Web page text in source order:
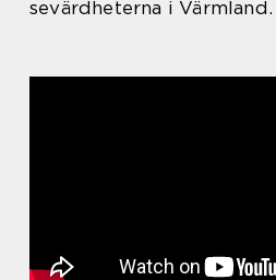
sevärdheterna i Värmland.